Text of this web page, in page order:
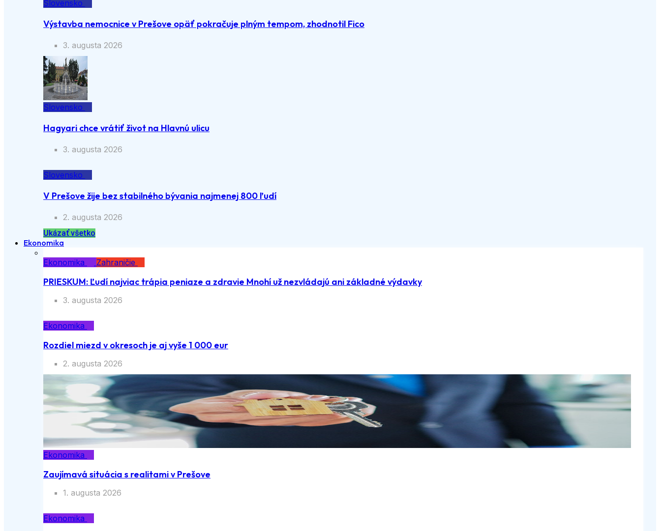
Slovensko
Výstavba nemocnice v Prešove opäť pokračuje plným tempom, zhodnotil Fico
3. augusta 2026
Slovensko
Hagyari chce vrátiť život na Hlavnú ulicu
3. augusta 2026
Slovensko
V Prešove žije bez stabilného bývania najmenej 800 ľudí
2. augusta 2026
Ukázať všetko
Ekonomika
Ekonomika
Zahraničie
PRIESKUM: Ľudí najviac trápia peniaze a zdravie Mnohí už nezvládajú ani základné výdavky
3. augusta 2026
Ekonomika
Rozdiel miezd v okresoch je aj vyše 1 000 eur
2. augusta 2026
Ekonomika
Zaujímavá situácia s realitami v Prešove
1. augusta 2026
Ekonomika